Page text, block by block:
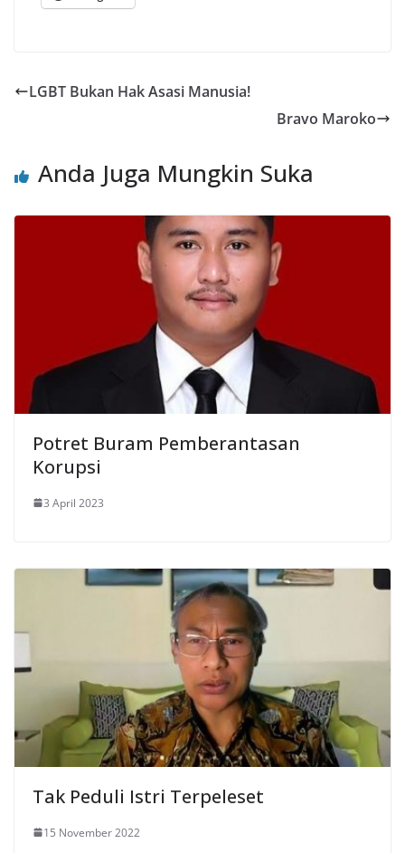
LGBT Bukan Hak Asasi Manusia!
Bravo Maroko
Anda Juga Mungkin Suka
Potret Buram Pemberantasan
Korupsi
3 April 2023
Tak Peduli Istri Terpeleset
15 November 2022